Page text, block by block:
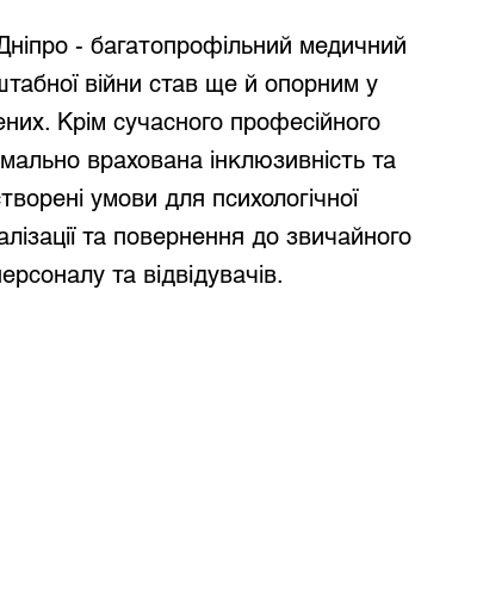
- багатопрофільний медичний
війни став ще й опорним у
Крім сучасного професійного
врахована інклюзивність та
умови для психологічної
та повернення до звичайного
та відвідувачів.